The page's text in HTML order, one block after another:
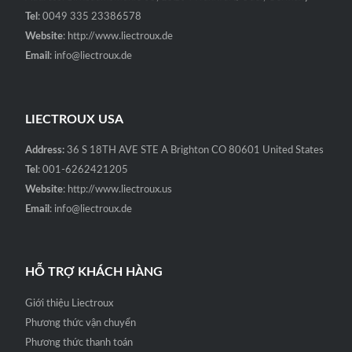
Tel : 0049 335 23386578
Website: http://www.liectroux.de
Email : info@liectroux.de
LIECTROUX USA
Address: 36 S 18TH AVE STE A Brighton CO 80601 United States
Tel : 001-6262421205
Website: http://www.liectroux.us
Email : info@liectroux.de
HỖ TRỢ KHÁCH HÀNG
Giới thiệu Liectroux
Phương thức vận chuyển
Phương thức thanh toán